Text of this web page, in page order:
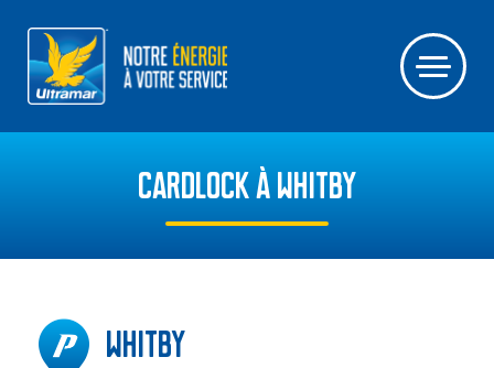
CARDLOCK À WHITBY
Whitby